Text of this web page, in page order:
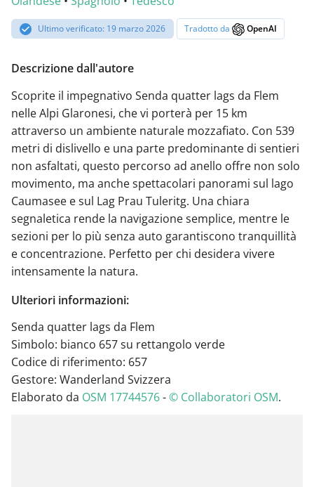
Ultimo verificato: 19 marzo 2026 Tradotto da OpenAI
Descrizione dall'autore
Scoprite il impegnativo Senda quatter lags da Flem
nelle Alpi Glaronesi, che vi porterà per 15 km
attraverso un ambiente naturale mozzafiato. Con 539
metri di dislivello e una parte predominante di sentieri
non asfaltati, questo percorso ad anello offre non solo
movimento, ma anche spettacolari panorami sul lago
Caumasee e sul Lag Prau Tuleritg. Una chiara
segnaletica rende la navigazione semplice, mentre le
sezioni per lo più senza auto garantiscono tranquillità
e concentrazione. Perfetto per chi desidera vivere
intensamente la natura.
Ulteriori informazioni:
Senda quatter lags da Flem
Simbolo: bianco 657 su rettangolo verde
Codice di riferimento: 657
Gestore: Wanderland Svizzera
Elaborato da OSM 17744576-© Collaboratori OSM.